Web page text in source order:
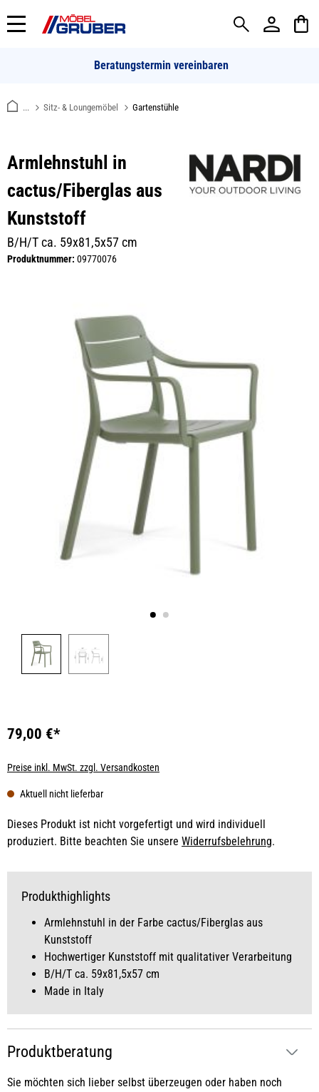
springen
Beratungstermin vereinbaren
... Sitz- & Loungemöbel Gartenstühle
Armlehnstuhl in
cactus/Fiberglas aus
Kunststoff
B/H/T ca. 59x81,5x57 cm
Produktnummer: 09770076
Produkthighlights
Armlehnstuhl in der Farbe cactus/Fiberglas aus
Kunststoff
Hochwertiger Kunststoff mit qualitativer Verarbeitung
B/H/T ca. 59x81,5x57 cm
Made in Italy
79,00 €*
Preise inkl. MwSt. zzgl. Versandkosten
Aktuell nicht lieferbar
Dieses Produkt ist nicht vorgefertigt und wird individuell
produziert. Bitte beachten Sie unsere Widerrufsbelehrung.
Produktberatung
Sie möchten sich lieber selbst überzeugen oder haben noch